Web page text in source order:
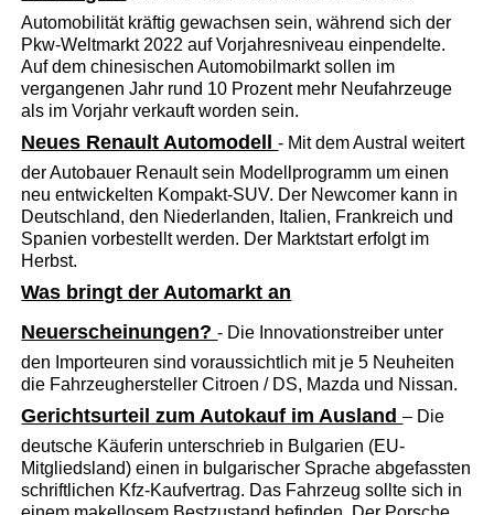
Automobilität kräftig gewachsen sein, während sich der
Pkw-Weltmarkt 2022 auf Vorjahresniveau einpendelte.
Auf dem chinesischen Automobilmarkt sollen im
vergangenen Jahr rund 10 Prozent mehr Neufahrzeuge
als im Vorjahr verkauft worden sein.
Neues Renault Automodell- Mit dem Austral weitert
der Autobauer Renault sein Modellprogramm um einen
neu entwickelten Kompakt-SUV. Der Newcomer kann in
Deutschland, den Niederlanden, Italien, Frankreich und
Spanien vorbestellt werden. Der Marktstart erfolgt im
Herbst.
Was bringt der Automarkt an
Neuerscheinungen?- Die Innovationstreiber unter
den Importeuren sind voraussichtlich mit je 5 Neuheiten
die Fahrzeughersteller Citroen / DS, Mazda und Nissan.
Gerichtsurteil zum Autokauf im Ausland– Die
deutsche Käuferin unterschrieb in Bulgarien (EU-
Mitgliedsland) einen in bulgarischer Sprache abgefassten
schriftlichen Kfz-Kaufvertrag. Das Fahrzeug sollte sich in